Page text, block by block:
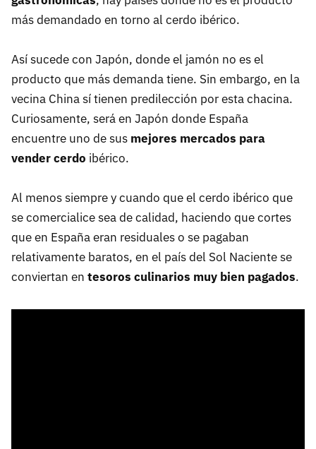
más demandado en torno al cerdo ibérico.
Así sucede con Japón, donde el jamón no es el
producto que más demanda tiene. Sin embargo, en la
vecina China sí tienen predilección por esta chacina.
Curiosamente, será en Japón donde España
encuentre uno de sus mejores mercados para
vender cerdo ibérico.
Al menos siempre y cuando que el cerdo ibérico que
se comercialice sea de calidad, haciendo que cortes
que en España eran residuales o se pagaban
relativamente baratos, en el país del Sol Naciente se
conviertan en tesoros culinarios muy bien pagados.